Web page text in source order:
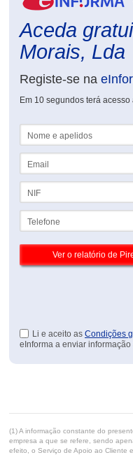
Aceda
Morais, Lda
Registe-se na
Em 10 segundos terá
Li e aceito as Condições
eInforma a enviar
(1) A informação constante do
empresa a que se refere, sendo
efeito, o Serviço de Apoio ao Cliente